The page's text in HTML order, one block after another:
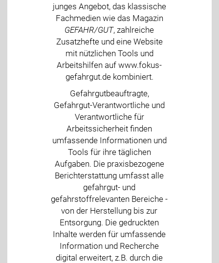
junges Angebot, das klassische
Fachmedien wie das Magazin
GEFAHR/GUT, zahlreiche
Zusatzhefte und eine Website
mit nützlichen Tools und
Arbeitshilfen auf www.fokus-
gefahrgut.de kombiniert.
Gefahrgutbeauftragte,
Gefahrgut-Verantwortliche und
Verantwortliche für
Arbeitssicherheit finden
umfassende Informationen und
Tools für ihre täglichen
Aufgaben. Die praxisbezogene
Berichterstattung umfasst alle
gefahrgut- und
gefahrstoffrelevanten Bereiche -
von der Herstellung bis zur
Entsorgung. Die gedruckten
Inhalte werden für umfassende
Information und Recherche
digital erweitert, z.B. durch die